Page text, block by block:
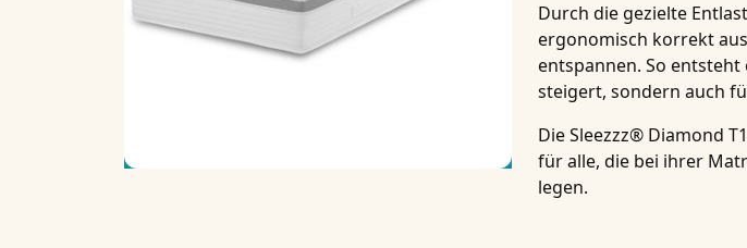
Durch die gezielte
ergonomisch korrekt
entspannen. So
steigert, sondern auch
DieSleezzz® Diamond
für alle, die bei ihrer
legen.